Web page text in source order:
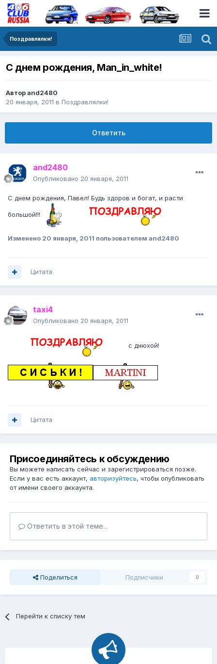
Поздравлялки!
С днем рождения, Man_in_white!
Авторand2480
20 января, 2011 в Поздравлялки!
Ответить
and2480
Опубликовано 20 января, 2011
С днем рождения, Павел! Будь здоров и богат, и расти
большой!!!
Изменено 20 января, 2011 пользователем and2480
Цитата
taxi4
Опубликовано 20 января, 2011
c днюхой!
Цитата
Присоединяйтесь к обсуждению
Вы можете написать сейчас и зарегистрироваться позже.
Если у вас есть аккаунт, авторизуйтесь, чтобы опубликовать
от имени своего аккаунта.
Ответить в этой теме...
Поделиться Подписчики 0
Перейти к списку тем